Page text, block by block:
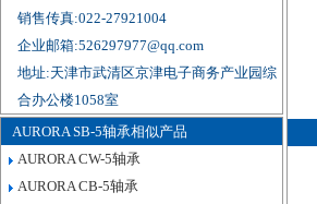
销售传真:022-27921004
企业邮箱:526297977@qq.com
地址:天津市武清区京津电子商务产业园综
合办公楼1058室
AURORA SB-5轴承相似产品
AURORA CW-5轴承
AURORA CB-5轴承